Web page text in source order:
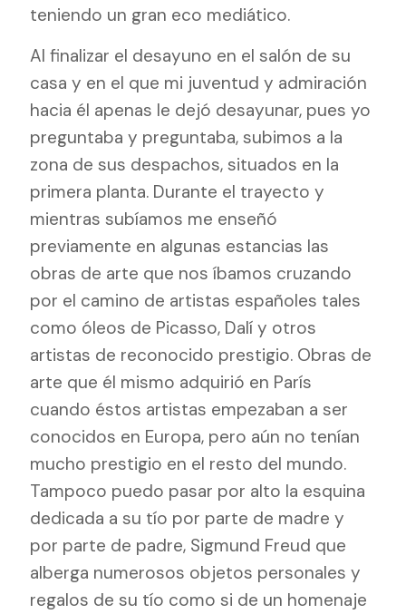
teniendo un gran eco mediático.
Al finalizar el desayuno en el salón de su
casa y en el que mi juventud y admiración
hacia él apenas le dejó desayunar, pues yo
preguntaba y preguntaba, subimos a la
zona de sus despachos, situados en la
primera planta. Durante el trayecto y
mientras subíamos me enseñó
previamente en algunas estancias las
obras de arte que nos íbamos cruzando
por el camino de artistas españoles tales
como óleos de Picasso, Dalí y otros
artistas de reconocido prestigio. Obras de
arte que él mismo adquirió en París
cuando éstos artistas empezaban a ser
conocidos en Europa, pero aún no tenían
mucho prestigio en el resto del mundo.
Tampoco puedo pasar por alto la esquina
dedicada a su tío por parte de madre y
por parte de padre, Sigmund Freud que
alberga numerosos objetos personales y
regalos de su tío como si de un homenaje